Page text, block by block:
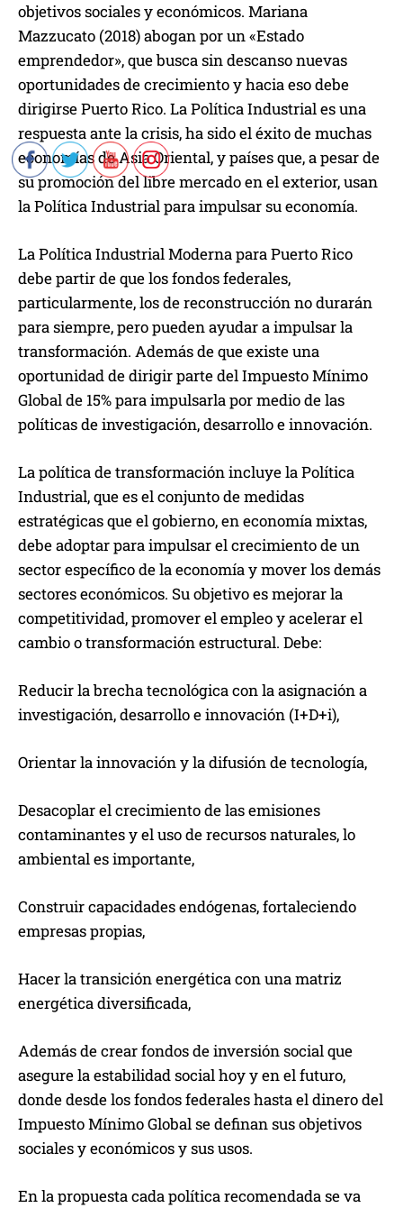
objetivos sociales y económicos. Mariana
Mazzucato (2018) abogan por un «Estado
emprendedor», que busca sin descanso nuevas
oportunidades de crecimiento y hacia eso debe
dirigirse Puerto Rico. La Política Industrial es una
respuesta ante la crisis, ha sido el éxito de muchas
economías de Asia Oriental, y países que, a pesar de
su promoción del libre mercado en el exterior, usan
la Política Industrial para impulsar su economía.
La Política Industrial Moderna para Puerto Rico
debe partir de que los fondos federales,
particularmente, los de reconstrucción no durarán
para siempre, pero pueden ayudar a impulsar la
transformación. Además de que existe una
oportunidad de dirigir parte del Impuesto Mínimo
Global de 15% para impulsarla por medio de las
políticas de investigación, desarrollo e innovación.
La política de transformación incluye la Política
Industrial, que es el conjunto de medidas
estratégicas que el gobierno, en economía mixtas,
debe adoptar para impulsar el crecimiento de un
sector específico de la economía y mover los demás
sectores económicos. Su objetivo es mejorar la
competitividad, promover el empleo y acelerar el
cambio o transformación estructural. Debe:
Reducir la brecha tecnológica con la asignación a
investigación, desarrollo e innovación (I+D+i),
Orientar la innovación y la difusión de tecnología,
Desacoplar el crecimiento de las emisiones
contaminantes y el uso de recursos naturales, lo
ambiental es importante,
Construir capacidades endógenas, fortaleciendo
empresas propias,
Hacer la transición energética con una matriz
energética diversificada,
Además de crear fondos de inversión social que
asegure la estabilidad social hoy y en el futuro,
donde desde los fondos federales hasta el dinero del
Impuesto Mínimo Global se definan sus objetivos
sociales y económicos y sus usos.
En la propuesta cada política recomendada se va